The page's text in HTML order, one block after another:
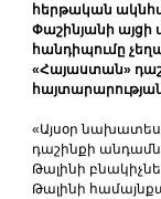
հերթական
Փաշինյանի
հանդիպումը
«Հայաստան»
«Այսօր
դաշինքի
Թալինի
Թալինի